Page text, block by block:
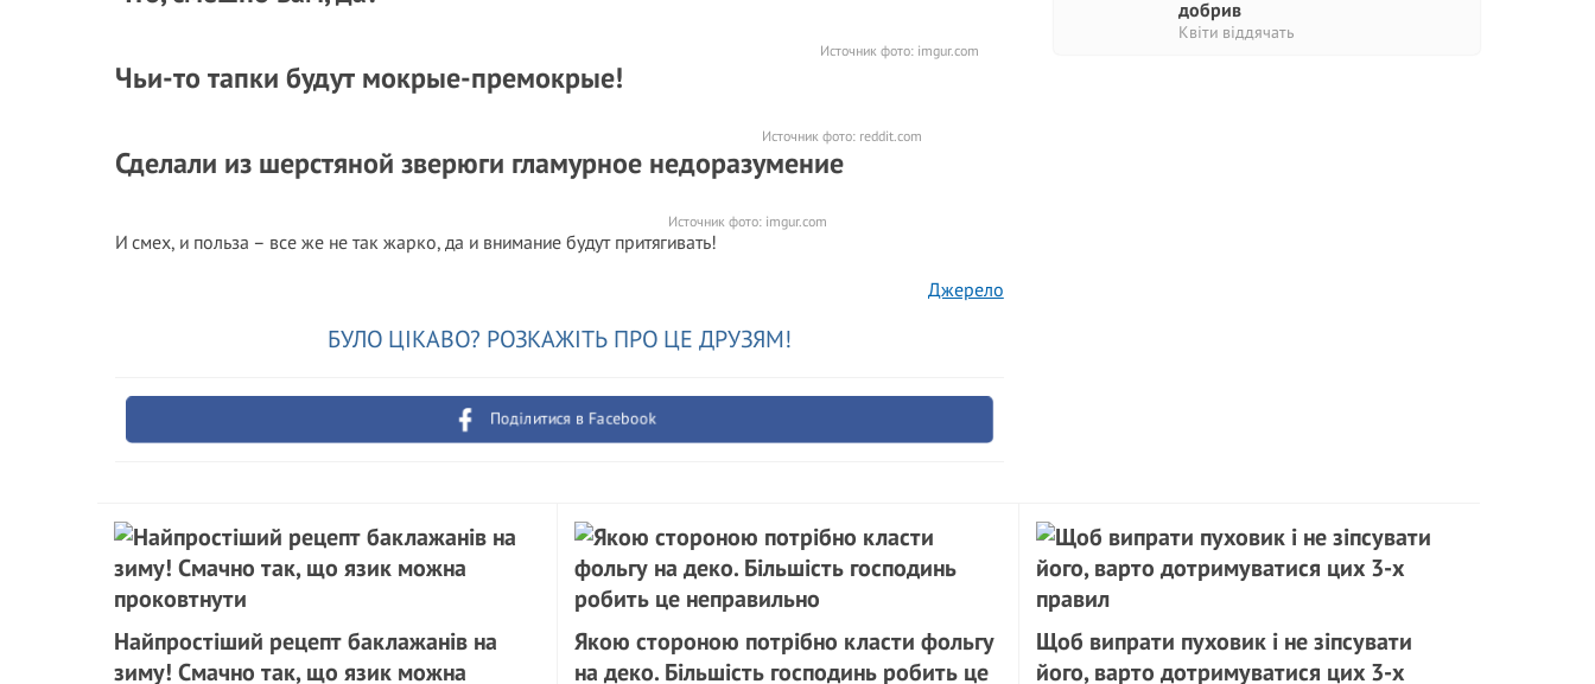
добрив
Квіти віддячать
Источник фото: imgur.com
Чьи-то тапки будут мокрые-премокрые!
Источник фото: reddit.com
Сделали из шерстяной зверюги гламурное недоразумение
Источник фото: imgur.com
И смех, и польза – все же не так жарко, да и внимание будут притягивать!
Джерело
БУЛО ЦІКАВО? РОЗКАЖІТЬ ПРО ЦЕ ДРУЗЯМ!
Поділитися в Facebook
Найпростіший рецепт баклажанів на
зиму! Смачно так, що язик можна
Якою стороною потрібно класти фольгу
на деко. Більшість господинь робить це
Щоб випрати пуховик і не зіпсувати
його, варто дотримуватися цих 3-х